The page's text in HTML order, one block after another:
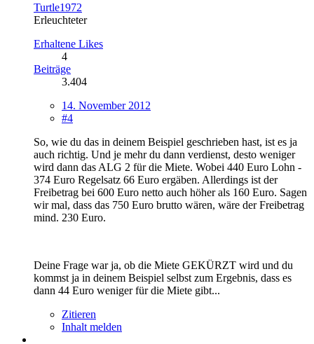
Turtle1972
Erleuchteter
Erhaltene Likes
4
Beiträge
3.404
14. November 2012
#4
So, wie du das in deinem Beispiel geschrieben hast, ist es ja
auch richtig. Und je mehr du dann verdienst, desto weniger
wird dann das ALG 2 für die Miete. Wobei 440 Euro Lohn -
374 Euro Regelsatz 66 Euro ergäben. Allerdings ist der
Freibetrag bei 600 Euro netto auch höher als 160 Euro. Sagen
wir mal, dass das 750 Euro brutto wären, wäre der Freibetrag
mind. 230 Euro.
Deine Frage war ja, ob die Miete GEKÜRZT wird und du
kommst ja in deinem Beispiel selbst zum Ergebnis, dass es
dann 44 Euro weniger für die Miete gibt...
Zitieren
Inhalt melden